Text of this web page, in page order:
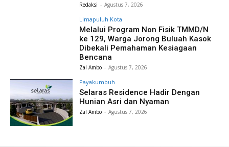
Redaksi - Agustus 7, 2026
Limapuluh Kota
Melalui Program Non Fisik TMMD/N
ke 129, Warga Jorong Buluah Kasok
Dibekali Pemahaman Kesiagaan
Bencana
Zal Ambo - Agustus 7, 2026
Payakumbuh
Selaras Residence Hadir Dengan
Hunian Asri dan Nyaman
Zal Ambo - Agustus 7, 2026